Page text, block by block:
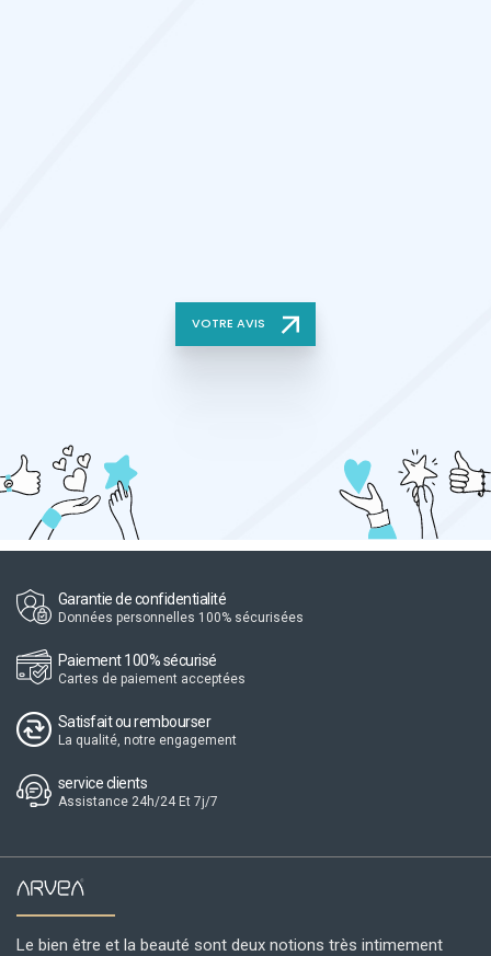
VOTRE AVIS
Garantie de confidentialité
Données personnelles 100% sécurisées
Paiement 100% sécurisé
Cartes de paiement acceptées
Satisfait ou rembourser
La qualité, notre engagement
service clients
Assistance 24h/24 Et 7j/7
Le bien être et la beauté sont deux notions très intimement